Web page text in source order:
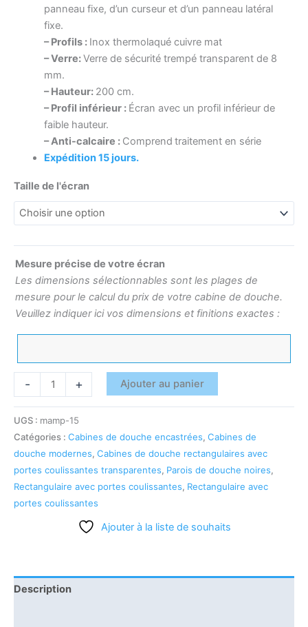
panneau fixe, d’un curseur et d’un panneau latéral
fixe.
– Profils : Inox thermolaqué cuivre mat
– Verre:Verre de sécurité trempé transparent de 8
mm.
– Hauteur: 200 cm.
– Profil inférieur : Écran avec un profil inférieur de
faible hauteur.
– Anti-calcaire : Comprend traitement en série
Expédition 15 jours.
Taille de l'écran
Mesure précise de votre écran
Les dimensions sélectionnables sont les plages de
mesure pour le calcul du prix de votre cabine de douche.
Veuillez indiquer ici vos dimensions et finitions exactes :
- + Ajouter au panier
UGS : mamp-15
Catégories : Cabines de douche encastrées, Cabines de
douche modernes, Cabines de douche rectangulaires avec
portes coulissantes transparentes, Parois de douche noires,
Rectangulaire avec portes coulissantes, Rectangulaire avec
portes coulissantes
Ajouter à la liste de souhaits
Description